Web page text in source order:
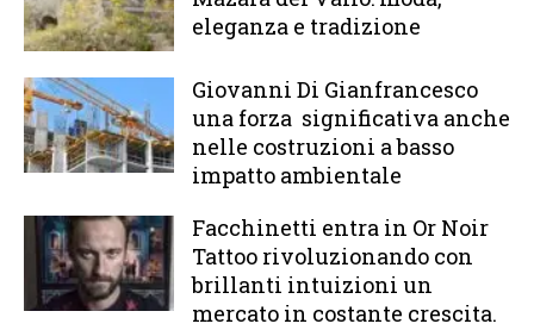
eleganza e tradizione
Giovanni Di Gianfrancesco
una forza significativa anche
nelle costruzioni a basso
impatto ambientale
Facchinetti entra in Or Noir
Tattoo rivoluzionando con
brillanti intuizioni un
mercato in costante crescita.